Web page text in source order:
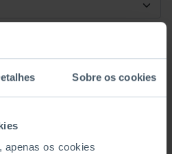
Sobre os cookies
apenas os cookies